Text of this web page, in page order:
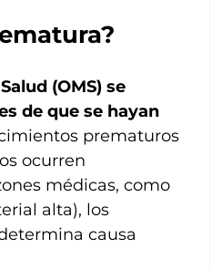
(OMS) se
de que se hayan
prematuros
ocurren
médicas, como
alta), los
causa